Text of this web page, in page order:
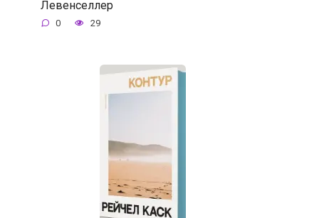
Левенселлер
0 29